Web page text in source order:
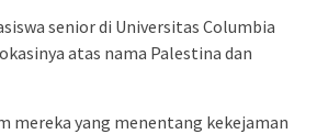
senior di Universitas Columbia
atas nama Palestina dan
mereka yang menentang kekejaman